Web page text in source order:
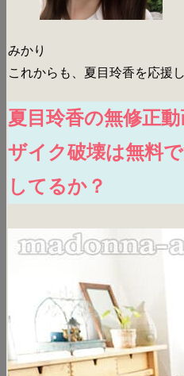
みかり
これからも、夏目玲香を応援
夏目玲香の無修正
ザイク破壊は無料
してるか？